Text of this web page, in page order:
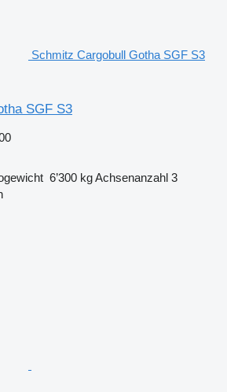
Schmitz Cargobull Gotha SGF S3
SGF S3
6’300 kgAchsenanzahl 3